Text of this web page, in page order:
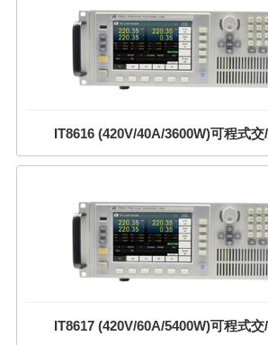
IT8616 (420V/40A/3600W)可程式
IT8617 (420V/60A/5400W)可程式